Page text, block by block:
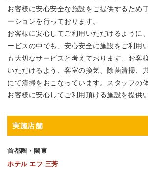
お客様に安心安全な施設をご提供するため
ーションを行っております。
お客様に安心してご利用いただけるように
ービスの中でも、安心安全に施設をご利用
も大切なサービスと考えております。お客
いただけるよう、客室の換気、除菌清掃、
にて清掃をおこなっています。スタッフの
お客様に安心してご利用頂ける施設を提供
実施店舗
首都圏・関東
ホテル エフ 三芳